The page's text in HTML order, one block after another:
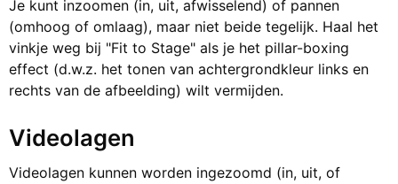
Je kunt inzoomen (in, uit, afwisselend) of pannen
(omhoog of omlaag), maar niet beide tegelijk. Haal het
vinkje weg bij "Fit to Stage" als je het pillar-boxing
effect (d.w.z. het tonen van achtergrondkleur links en
rechts van de afbeelding) wilt vermijden.
Videolagen
Videolagen kunnen worden ingezoomd (in, uit, of